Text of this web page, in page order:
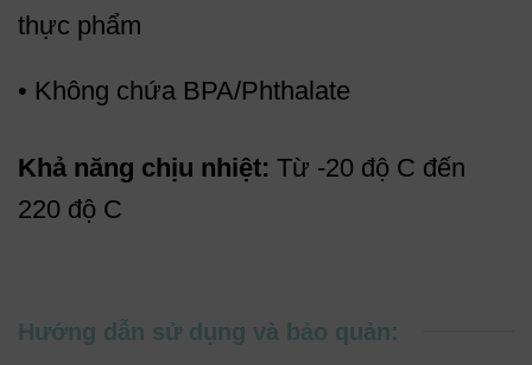
thực phẩm
• Không chứa BPA/Phthalate
Khả năng chịu nhiệt: Từ -20 độ C đến
220 độ C
Hướng dẫn sử dụng và bảo quản: